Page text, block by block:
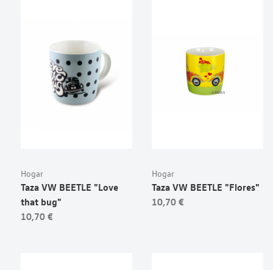
Hogar
Taza VW BEETLE "Love
that bug"
10,70 €
Hogar
Taza VW BEETLE "Flores"
10,70 €